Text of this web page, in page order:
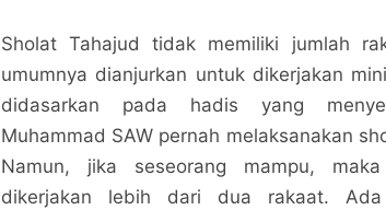
Sholat Tahajud tidak memiliki jumlah
umumnya dianjurkan untuk dikerjakan
didasarkan pada hadis yang
Muhammad SAW pernah melaksanakan
Namun, jika seseorang mampu,
dikerjakan lebih dari dua rakaat.